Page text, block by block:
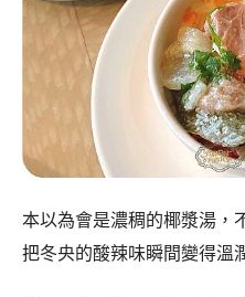
本以為會是濃稠的椰漿湯，
把冬央的酸辣味瞬間變得溫